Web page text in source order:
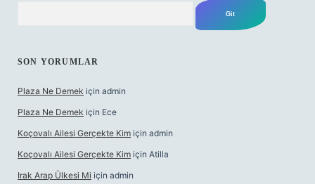
SON YORUMLAR
Plaza Ne Demek için admin
Plaza Ne Demek için Ece
Koçovalı Ailesi Gerçekte Kim için admin
Koçovalı Ailesi Gerçekte Kim için Atilla
Irak Arap Ülkesi Mi için admin